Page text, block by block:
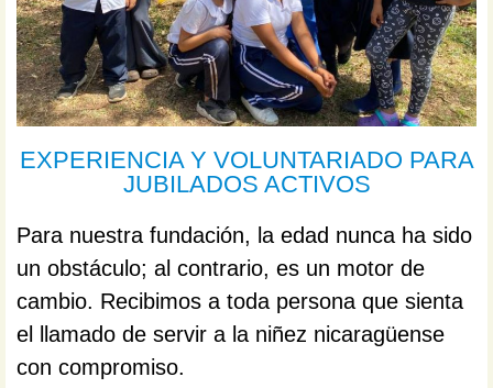
EXPERIENCIA Y VOLUNTARIADO PARA
JUBILADOS ACTIVOS
Para nuestra fundación, la edad nunca ha sido
un obstáculo; al contrario, es un motor de
cambio. Recibimos a toda persona que sienta
el llamado de servir a la niñez nicaragüense
con compromiso.